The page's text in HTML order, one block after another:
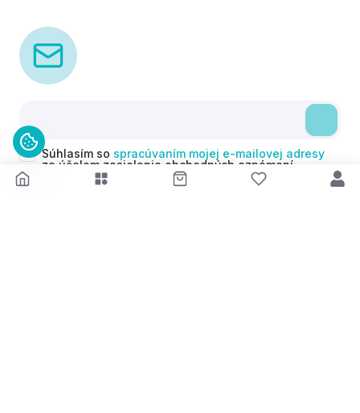
Súhlasím so spracúvaním mojej e-mailovej adresy
za účelom zasielania obchodných oznámení
(newsletterov) v súlade s čl. 6 ods. 1 písm. a)
Nariadenia GDPR. Svoj súhlas môžem kedykoľvek